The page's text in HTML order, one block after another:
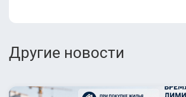
Другие новости